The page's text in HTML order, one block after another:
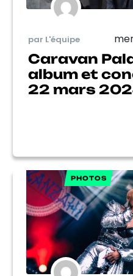
par L'équipe
Caravan
album et
22 mars
PHOTOS